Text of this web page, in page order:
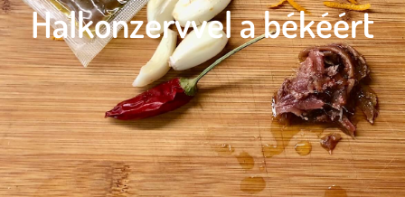
Halkonzervvel a békéért